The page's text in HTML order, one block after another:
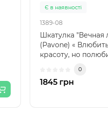
Є в наявності
1389-08
Шкатулка "Вечная
(Pavone) «
красоту, но
0
1845 грн